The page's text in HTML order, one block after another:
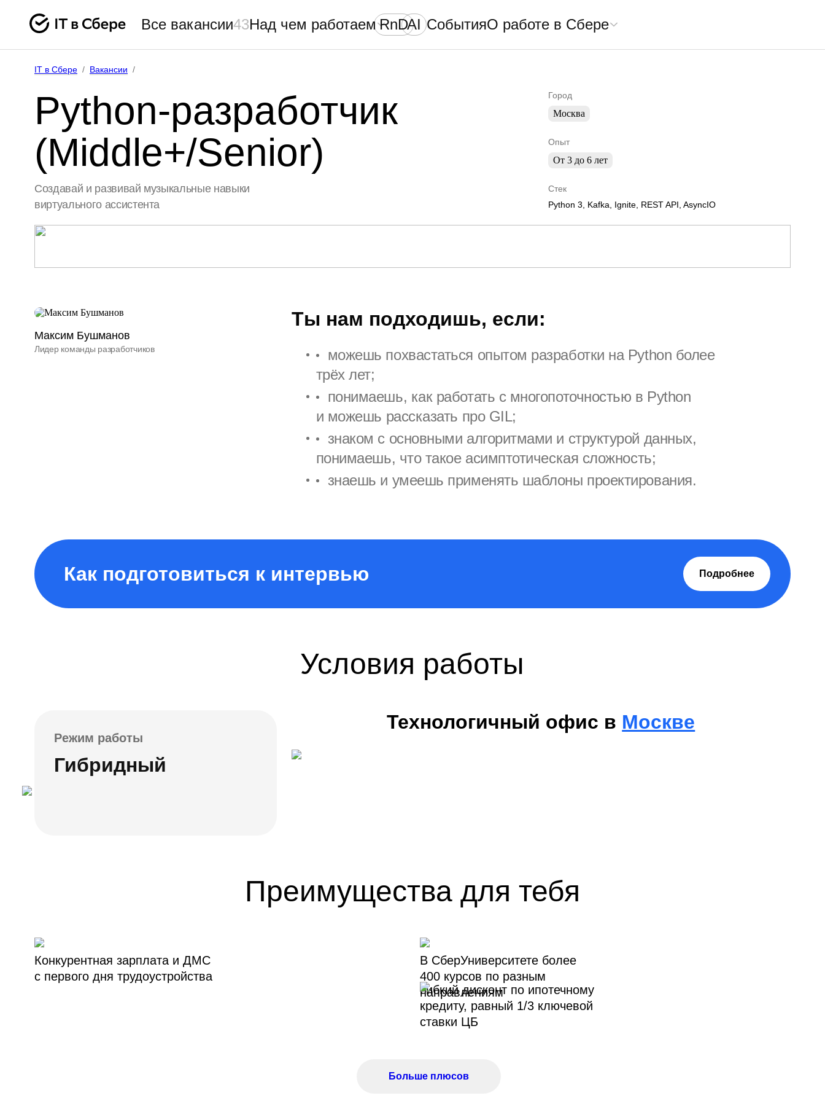
Все вакансии43Над чем работаемRnDAI СобытияО работе в Сбере
IT в Сбере / Вакансии /
Python‑разработчик
(Middle+/Senior)
Создавай и развивай музыкальные навыки
виртуального ассистента
Город
Москва
Опыт
От 3 до 6 лет
Стек
Python 3, Kafka, Ignite, REST API, AsyncIO
Максим Бушманов
Лидер команды разработчиков
Ты нам подходишь, если:
можешь похвастаться опытом разработки на Python более
трёх лет;
понимаешь, как работать с многопоточностью в Python
и можешь рассказать про GIL;
знаком с основными алгоритмами и структурой данных,
понимаешь, что такое асимптотическая сложность;
знаешь и умеешь применять шаблоны проектирования.
Как подготовиться к интервью Подробнее
Условия работы
Режим работы
Гибридный
Технологичный офис в Москве
Преимущества для тебя
Конкурентная зарплата и ДМС
с первого дня трудоустройства
В СберУниверситете более
400 курсов по разным
направлениям
Гибкий дисконт по ипотечному
кредиту, равный 1/3 ключевой
ставки ЦБ
Больше плюсов